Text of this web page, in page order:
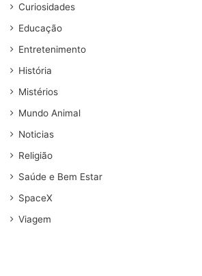
Curiosidades
Educação
Entretenimento
História
Mistérios
Mundo Animal
Noticias
Religião
Saúde e Bem Estar
SpaceX
Viagem